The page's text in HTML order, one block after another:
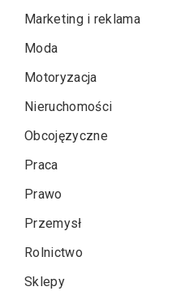
Marketing i reklama
Moda
Motoryzacja
Nieruchomości
Obcojęzyczne
Praca
Prawo
Przemysł
Rolnictwo
Sklepy